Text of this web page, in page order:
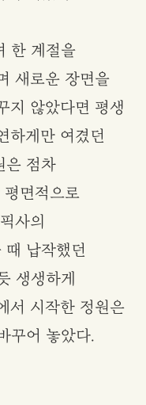
한 계절을
새로운 장면을
지 않았다면 평생
하게만 여겼던
은 점차
면적으로
사의
납작했던
생생하게
서 시작한 정원은
꾸어 놓았다.